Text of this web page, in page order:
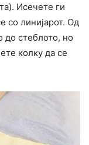
Исечете ги
со линијарот. Од
до стеблото, но
колку да се